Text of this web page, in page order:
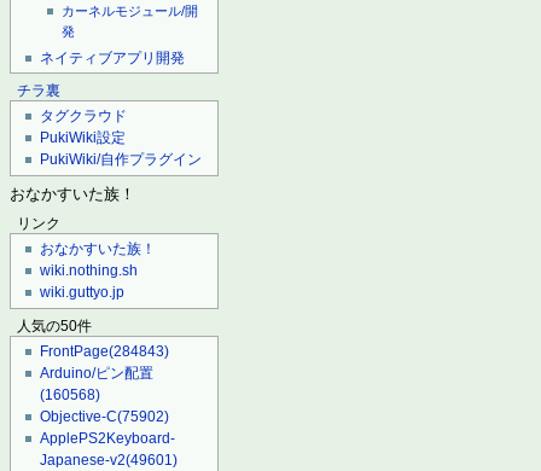
カーネルモジュール/開
発
ネイティブアプリ開発
チラ裏
タグクラウド
PukiWiki設定
PukiWiki/自作プラグイン
おなかすいた族！
リンク
おなかすいた族！
wiki.nothing.sh
wiki.guttyo.jp
人気の50件
FrontPage(284843)
Arduino/ピン配置
(160568)
Objective-C(75902)
ApplePS2Keyboard-
Japanese-v2(49601)